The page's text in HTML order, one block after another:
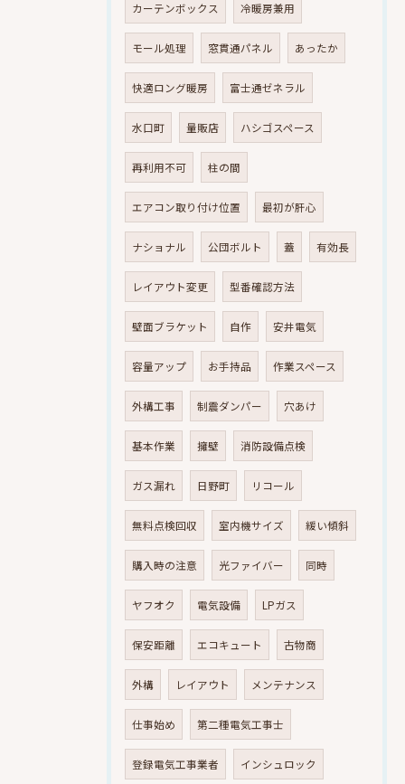
カーテンボックス 冷暖房兼用
モール処理 窓貫通パネル あったか
快適ロング暖房 富士通ゼネラル
水口町 量販店 ハシゴスペース
再利用不可 柱の間
エアコン取り付け位置 最初が肝心
ナショナル 公団ボルト 蓋 有効長
レイアウト変更 型番確認方法
壁面ブラケット 自作 安井電気
容量アップ お手持品 作業スペース
外構工事 制震ダンパー 穴あけ
基本作業 擁壁 消防設備点検
ガス漏れ 日野町 リコール
無料点検回収 室内機サイズ 緩い傾斜
購入時の注意 光ファイバー 同時
ヤフオク 電気設備 LPガス
保安距離 エコキュート 古物商
外構 レイアウト メンテナンス
仕事始め 第二種電気工事士
登録電気工事業者 インシュロック